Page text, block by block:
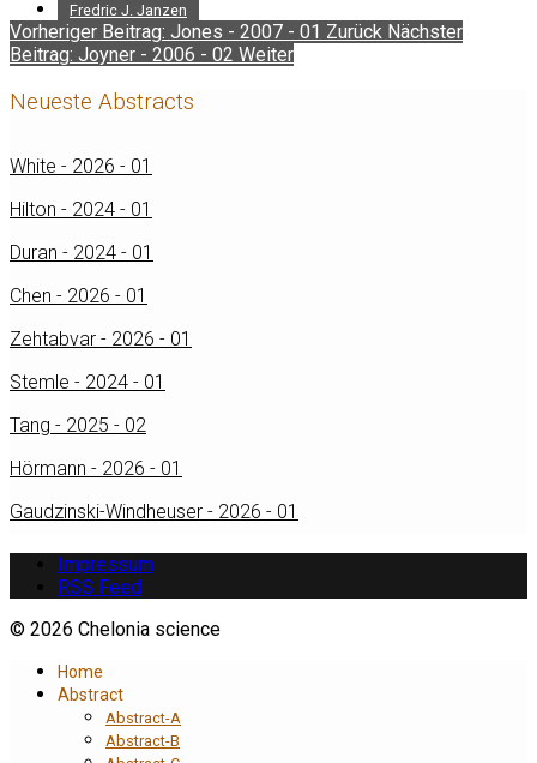
Fredric J. Janzen
Vorheriger Beitrag: Jones - 2007 - 01 Zurück Nächster
Beitrag: Joyner - 2006 - 02 Weiter
Neueste Abstracts
White - 2026 - 01
Hilton - 2024 - 01
Duran - 2024 - 01
Chen - 2026 - 01
Zehtabvar - 2026 - 01
Stemle - 2024 - 01
Tang - 2025 - 02
Hörmann - 2026 - 01
Gaudzinski-Windheuser - 2026 - 01
Impressum
RSS Feed
© 2026 Chelonia science
Home
Abstract
Abstract-A
Abstract-B